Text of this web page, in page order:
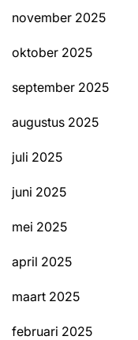
november 2025
oktober 2025
september 2025
augustus 2025
juli 2025
juni 2025
mei 2025
april 2025
maart 2025
februari 2025